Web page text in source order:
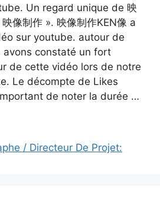
Un regard unique de 映
像制作 ». 映像制作KEN像 a
sur youtube. autour de
avons constaté un fort
de cette vidéo lors de notre
Le décompte de Likes
de noter la durée …
/ Directeur De Projet: